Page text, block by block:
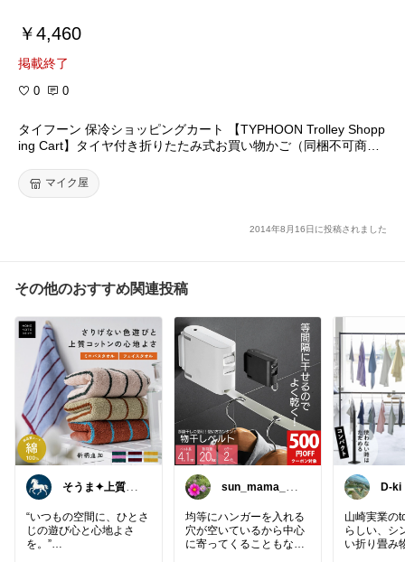
￥4,460
掲載終了
0 0
タイフーン 保冷ショッピングカート 【TYPHOON Trolley Shopp
ing Cart】タイヤ付き折りたたみ式お買い物かご（同梱不可商
マイク屋
2014年8月16日に投稿されました
その他のおすすめ関連投稿
そうま✦上質な
“いつもの空間に、ひとさ
じの遊び心と心地よさ
を。”
sun_mama_ro
均等にハンガーを入れる
穴が空いているから中心
に寄ってくることもなく
D-ki
山崎実業の
らしい、シ
い折り畳み